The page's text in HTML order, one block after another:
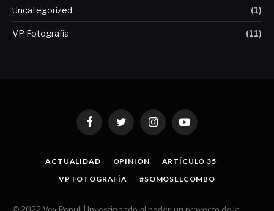
Uncategorized (1)
VP Fotografía (11)
FacebookTwitter InstagramYouTube
ACTUALIDAD OPINIÓN
ARTÍCULO 35
VP FOTOGRAFÍA
#SOMOSELCOMBO